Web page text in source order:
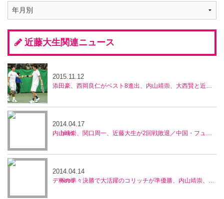
近藤大生関連ニュース
添田豪、西岡良仁がベスト8進出、内山靖崇、大西賢と近藤大生ペアは惜敗、兵庫ノアチャレンジャー
2015.11.12
内山靖崇、関口周一、近藤大生が2回戦敗退／中国・フューチャーズ
2014.04.17
デ杯の準々決勝で大活躍のコリッチが準優勝、内山靖崇、近藤大生はベスト4の活躍／中国・フューチャーズ
2014.04.14